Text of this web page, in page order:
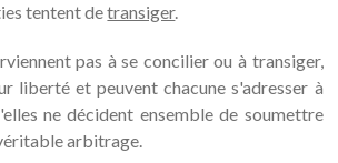
tentent detransiger.
pas à se concilier ou à transiger,
liberté et peuvent chacune s'adresser à
ne décident ensemble de soumettre
arbitrage.